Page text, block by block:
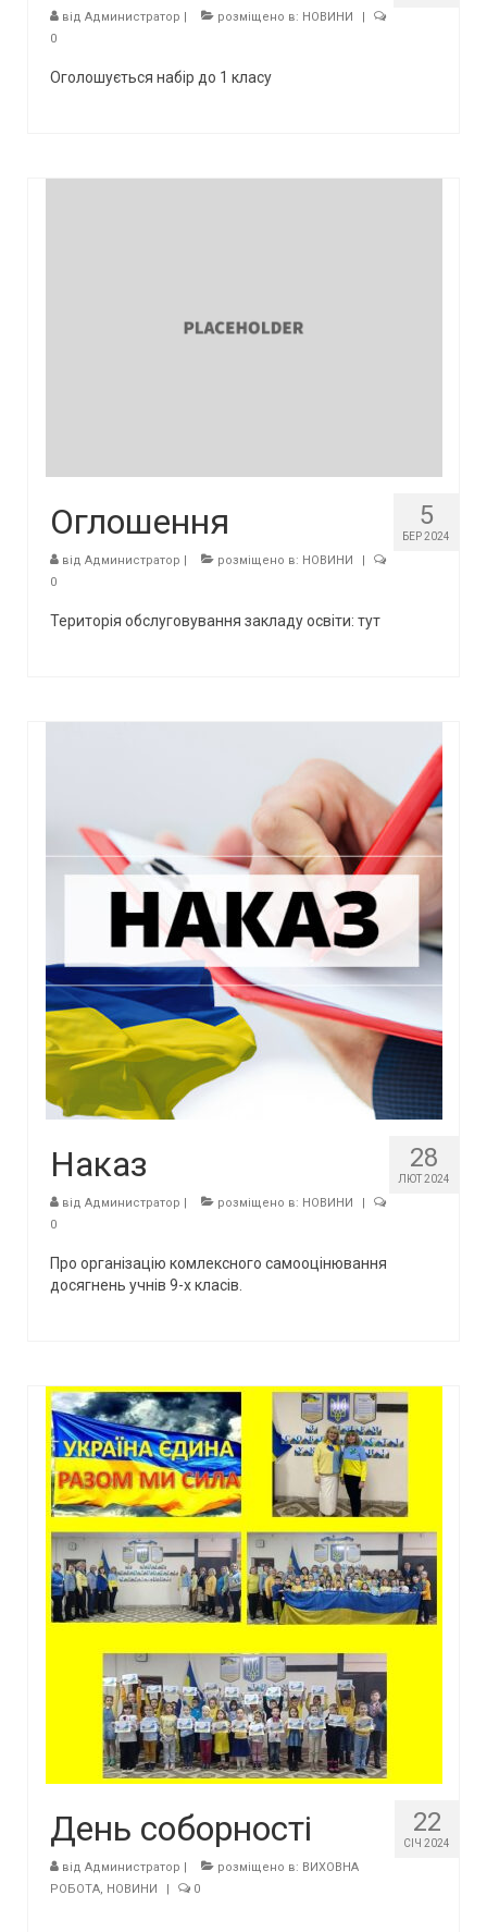
від Администратор | розміщено в: НОВИНИ
|
0
Оголошується набір до 1 класу
5
БЕР 2024
Оглошення
від Администратор | розміщено в: НОВИНИ
|
0
Територія обслуговування закладу освіти: тут
28
ЛЮТ 2024
Наказ
від Администратор | розміщено в: НОВИНИ
|
0
Про організацію комлексного самооцінювання
досягнень учнів 9-х класів.
22
СІЧ 2024
День соборності
від Администратор | розміщено в: ВИХОВНА
РОБОТА НОВИНИ | 0